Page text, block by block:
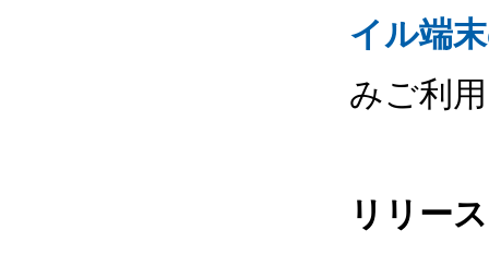
イル端
みご利
リリー